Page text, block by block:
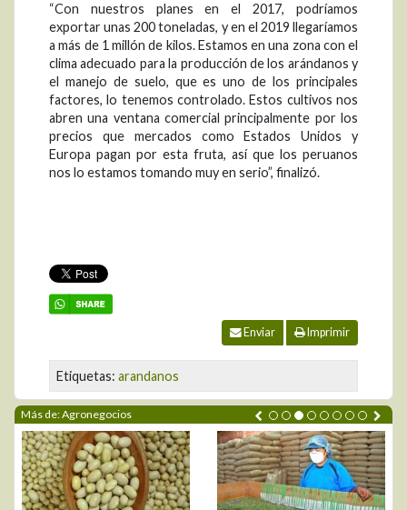
“Con nuestros planes en el 2017, podríamos
exportar unas 200 toneladas, y en el 2019 llegaríamos
a más de 1 millón de kilos. Estamos en una zona con el
clima adecuado para la producción de los arándanos y
el manejo de suelo, que es uno de los principales
factores, lo tenemos controlado. Estos cultivos nos
abren una ventana comercial principalmente por los
precios que mercados como Estados Unidos y
Europa pagan por esta fruta, así que los peruanos
nos lo estamos tomando muy en serio”, finalizó.
Enviar Imprimir
Etiquetas: arandanos
Más de: Agronegocios